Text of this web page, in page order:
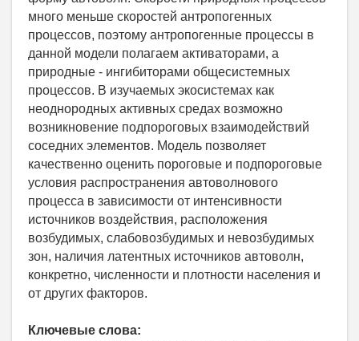
много меньше скоростей антропогенных
процессов, поэтому антропогенные процессы в
данной модели полагаем активаторами, а
природные - ингибиторами общесистемных
процессов. В изучаемых экосистемах как
неоднородных активных средах возможно
возникновение подпороговых взаимодействий
соседних элементов. Модель позволяет
качественно оценить пороговые и подпороговые
условия распространения автоволнового
процесса в зависимости от интенсивности
источников воздействия, расположения
возбудимых, слабовозбудимых и невозбудимых
зон, наличия латентных источников автоволн,
конкретно, численности и плотности населения и
от других факторов.
Ключевые слова: